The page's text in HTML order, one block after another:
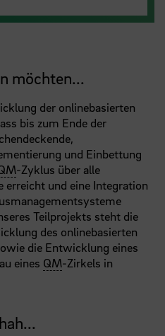
möchten...
der onlinebasierten
bis zum Ende der
und Einbettung
-Zyklus über alle
und eine Integration
Teilprojekts steht die
des onlinebasierten
die Entwicklung eines
eines QM-Zirkels in